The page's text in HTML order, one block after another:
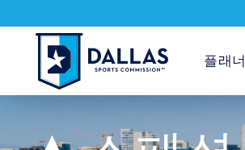
콘텐츠로 건너뛰기
플래너